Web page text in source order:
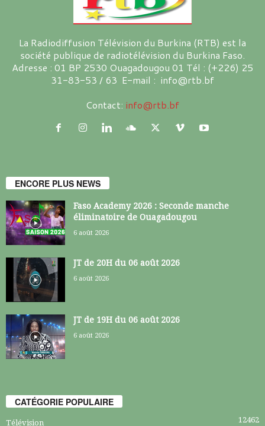
La Radiodiffusion Télévision du Burkina (RTB) est la
société publique de radiotélévision du Burkina Faso.
Adresse : 01 BP 2530 Ouagadougou 01 Tél : (+226) 25
31-83-53 / 63 E-mail : info@rtb.bf
Contact: info@rtb.bf
ENCORE PLUS NEWS
Faso Academy 2026 : Seconde manche
éliminatoire de Ouagadougou
6 août 2026
JT de 20H du 06 août 2026
6 août 2026
JT de 19H du 06 août 2026
6 août 2026
CATÉGORIE POPULAIRE
Télévision 12462